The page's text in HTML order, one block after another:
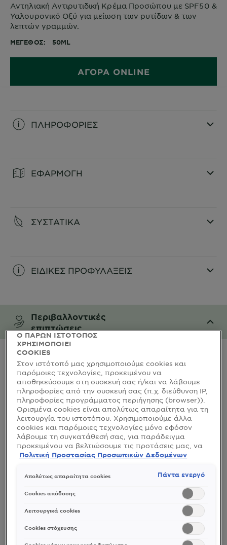
Αντηλιακή Αντιρυτιδική Κρέμα Προσώπου με SPF50 &
Υαλουρονικό Οξύ για μείωση των ρυτίδων & των
λεπτών γραμμών.
ΜΈΓΕΘΟΣ 50ML
ΑΓΟΡΑ ONLINE
ΠΛΗΡΟΦΟΡΙΕΣ
ΕΦΑΡΜΟΓΗ
ΣΥΣΤΑΤΙΚΑ
ΕΙΔΙΚΕΣ ΠΡΟΦΥΛΑΞΕΙΣ
Περιβαλλοντικές
επιπτώσεις
CLOSE SUBPANEL
Ο ΠΑΡΩΝ ΙΣΤΟΤΟΠΟΣ
ΧΡΗΣΙΜΟΠΟΙΕΙ
COOKIES
Στον ιστότοπό μας χρησιμοποιούμε cookies και
παρόμοιες τεχνολογίες, προκειμένου να
αποθηκεύσουμε στη συσκευή σας ή/και να λάβουμε
πληροφορίες από την συσκευή σας (π.χ. διεύθυνση IP,
πληροφορίες προγράμματος περιήγησης (browser)).
Ορισμένα cookies είναι απολύτως απαραίτητα για τη
λειτουργία του ιστοτόπου. Χρησιμοποιούμε άλλα
cookies και παρόμοιες τεχνολογίες μόνο εφόσον
λάβουμε τη συγκατάθεσή σας, για παράδειγμα
προκειμένου να βελτιώσουμε τις προτάσεις μας, να
αναλύσουμε τη χρήση, να προσαρμόσουμε το
αναγνωρίσουμε τον browser/ τη συσκευή σας για τη
δημιουργία προφίλ με τα ενδιαφέροντά σας και να
σας δείχνουμε σχετικό διαφημιστικό περιεχόμενο σε
αποδεχθείτε cookies τα οποία δεν είναι απαραίτητα
(«Αποδοχή όλων»), να τα απορρίψετε («Απόρριψη
όλων») ή να ρυθμίσετε και να αποθηκεύσετε τις
επιλογές σας («Αποθήκευση επιλογών»). Μπορείτε
Πολιτική Προστασίας Προσωπικών Δεδομένων
Απολύτως απαραίτητα cookies Πάντα ενεργό
Cookies απόδοσης
Λειτουργικά cookies
Cookies στόχευσης